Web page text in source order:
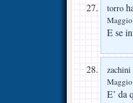
torro
E se
zachini
E’ da